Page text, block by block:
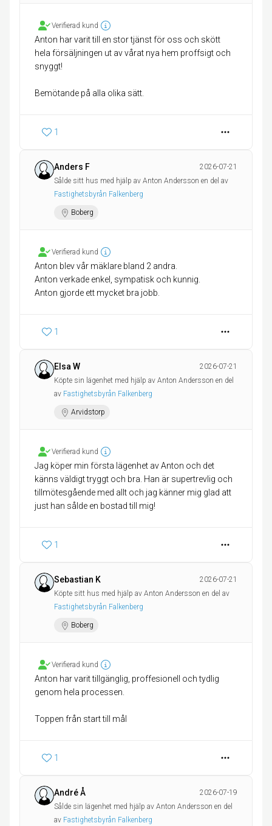
Verifierad kund
Anton har varit till en stor tjänst för oss och skött
hela försäljningen ut av vårat nya hem proffsigt och
snyggt!
1
Anders F
2026-07-21
Sålde sitt hus med hjälp av Anton Andersson en del av
Fastighetsbyrån Falkenberg
Boberg
Verifierad kund
Anton blev vår mäklare bland 2 andra.
Anton verkade enkel, sympatisk och kunnig.
1
Elsa W
2026-07-21
Köpte sin lägenhet med hjälp av Anton Andersson en del
av Fastighetsbyrån Falkenberg
Arvidstorp
Verifierad kund
Jag köper min första lägenhet av Anton och det
känns väldigt tryggt och bra. Han är supertrevlig och
tillmötesgående med allt och jag känner mig glad att
just han sålde en bostad till mig!
1
Sebastian K
2026-07-21
Köpte sitt hus med hjälp av Anton Andersson en del av
Fastighetsbyrån Falkenberg
Boberg
Verifierad kund
Anton har varit tillgänglig, proffesionell och tydlig
genom hela processen.
Toppen från start till mål
1
André Å
2026-07-19
Sålde sin lägenhet med hjälp av Anton Andersson en del
av Fastighetsbyrån Falkenberg